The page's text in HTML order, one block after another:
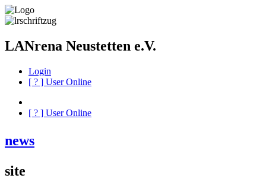
LANrena Neustetten e.V.
Login
[ ? ] User Online
[ ? ] User Online
news
site